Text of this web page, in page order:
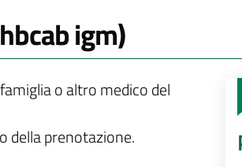
igm)
o altro medico del
della prenotazione.